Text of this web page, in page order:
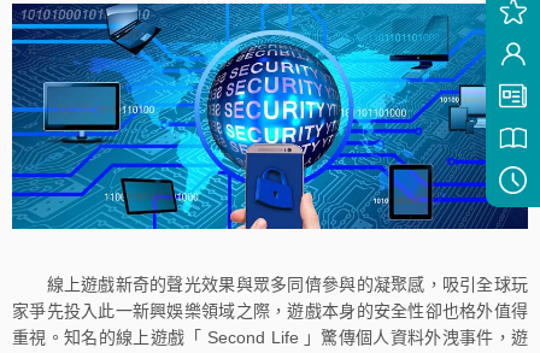
線上遊戲新奇的聲光效果與眾多同儕參與的凝聚感，吸引全球玩
家爭先投入此一新興娛樂領域之際，遊戲本身的安全性卻也格外值得
重視。知名的線上遊戲「 Second Life 」驚傳個人資料外洩事件，遊